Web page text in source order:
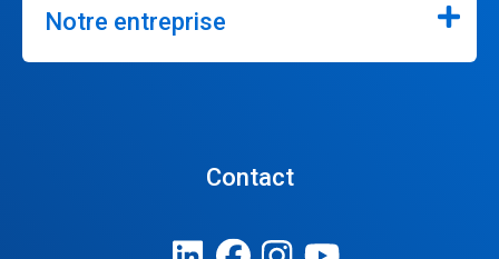
Notre entreprise
Contact